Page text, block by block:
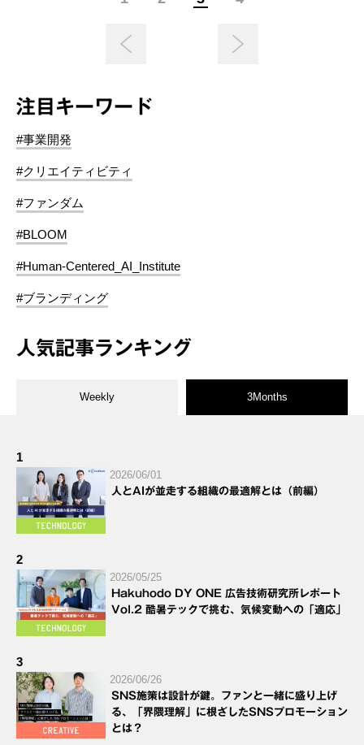
注目キーワード
#事業開発
#クリエイティビティ
#ファンダム
#BLOOM
#Human-Centered_AI_Institute
#ブランディング
人気記事ランキング
Weekly 3Months
1
2026/06/01
人とAIが並走する組織の最適解とは（前編）
2
2026/05/25
Hakuhodo DY ONE 広告技術研究所レポート
Vol.2 酷暑テックで挑む、気候変動への「適応」
3
2026/06/26
SNS施策は設計が鍵。ファンと一緒に盛り上げ
る、「界隈理解」に根ざしたSNSプロモーション
とは？